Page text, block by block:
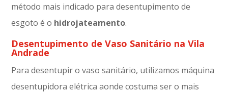
método mais indicado para desentupimento de
esgoto é o hidrojateamento.
Desentupimento de Vaso Sanitário na Vila
Andrade
Para desentupir o vaso sanitário, utilizamos máquina
desentupidora elétrica aonde costuma ser o mais